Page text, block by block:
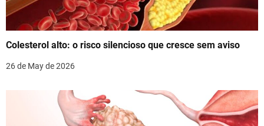
Colesterol alto: o risco silencioso que cresce sem aviso
26 de May de 2026